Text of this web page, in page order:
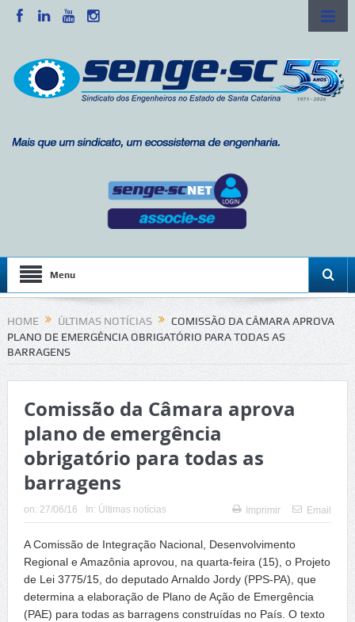
Menu
HOME ÚLTIMAS NOTÍCIAS
COMISSÃO DA CÂMARA APROVA
PLANO DE EMERGÊNCIA OBRIGATÓRIO PARA TODAS AS
BARRAGENS
Comissão da Câmara aprova
plano de emergência
obrigatório para todas as
barragens
on: 27/06/16 In: Últimas notícias Imprimir Email
A Comissão de Integração Nacional, Desenvolvimento
Regional e Amazônia aprovou, na quarta-feira (15), o Projeto
de Lei 3775/15, do deputado Arnaldo Jordy (PPS-PA), que
determina a elaboração de Plano de Ação de Emergência
(PAE) para todas as barragens construídas no País. O texto